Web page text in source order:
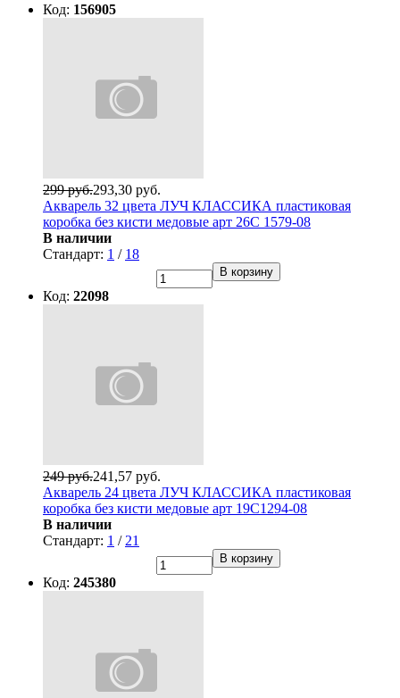
Код: 156905
293,30 руб.
299 руб.
Акварель 32 цвета ЛУЧ КЛАССИКА пластиковая
коробка без кисти медовые арт 26С 1579-08
В наличии
Стандарт: 1 / 18
В корзину
Код: 22098
241,57 руб.
249 руб.
Акварель 24 цвета ЛУЧ КЛАССИКА пластиковая
коробка без кисти медовые арт 19С1294-08
В наличии
Стандарт: 1 / 21
В корзину
Код: 245380